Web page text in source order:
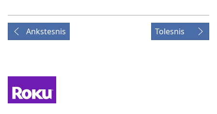
Ankstesnis Tolesnis
the
Channel